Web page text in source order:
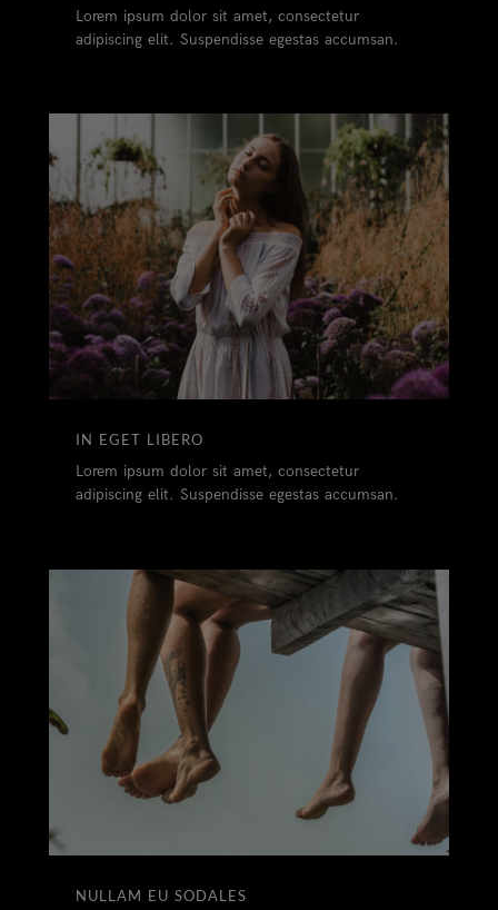
Lorem ipsum dolor sit amet, consectetur
adipiscing elit. Suspendisse egestas accumsan.
IN EGET LIBERO
Lorem ipsum dolor sit amet, consectetur
adipiscing elit. Suspendisse egestas accumsan.
NULLAM EU SODALES